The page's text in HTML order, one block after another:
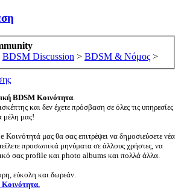
BDSM Discussion > BDSM & Νόμος >
BDSM Κοινότητα.
και δεν έχετε πρόσβαση σε όλες τις υπηρεσίες
μέλη μας!
μας θα σας επιτρέψει να δημοσιεύσετε νέα
προσωπικά μηνύματα σε άλλους χρήστες, να
σας profile και photo albums και πολλά άλλα.
εύκολη και δωρεάν.
Κοινότητα.